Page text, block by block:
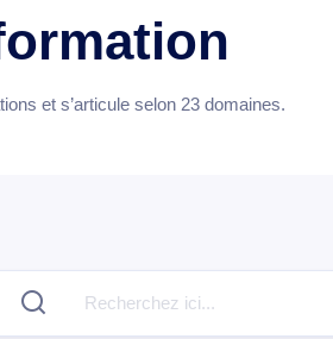
et s’articule selon 23 domaines.